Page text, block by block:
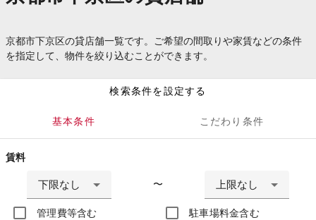
京都市下京区の貸店舗一覧です。ご希望の間取りや家賃などの条件
を指定して、物件を絞り込むことができます。
検索条件を設定する
基本条件 こだわり条件
賃料
下限なし 〜 上限なし
管理費等含む 駐車場料金含む